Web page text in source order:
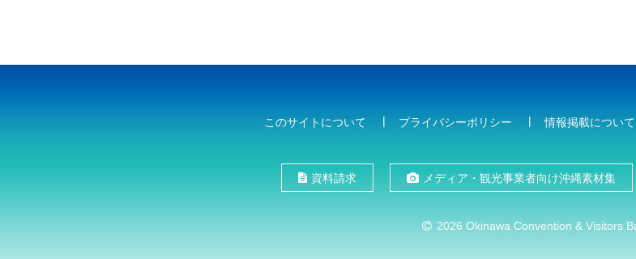
このサイトについて プライバシーポリシー 情報掲載について
資料請求 メディア・観光事業者向け沖縄素材集
2026 Okinawa Convention & Visitors